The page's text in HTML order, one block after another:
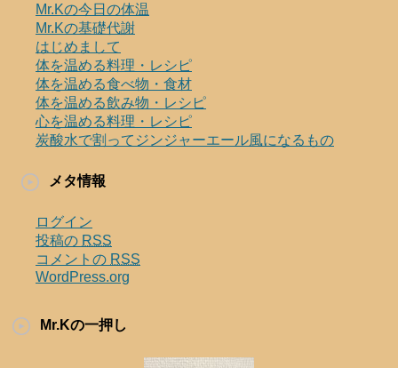
Mr.Kの今日の体温
Mr.Kの基礎代謝
はじめまして
体を温める料理・レシピ
体を温める食べ物・食材
体を温める飲み物・レシピ
心を温める料理・レシピ
炭酸水で割ってジンジャーエール風になるもの
メタ情報
ログイン
投稿の RSS
コメントの RSS
WordPress.org
Mr.Kの一押し